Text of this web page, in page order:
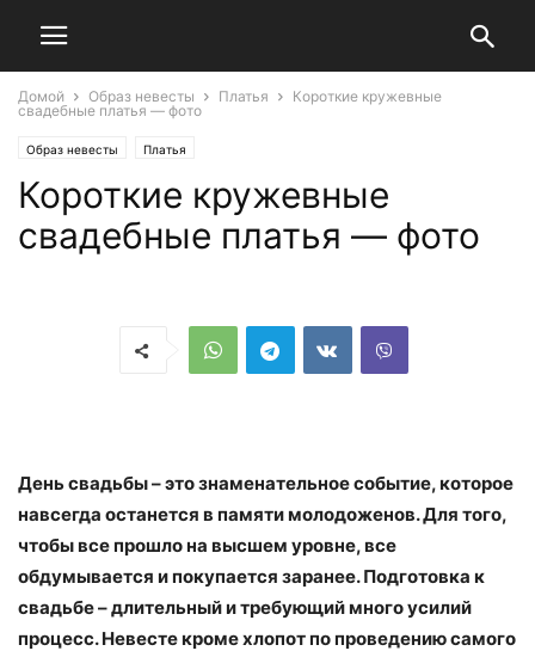
Домой Образ невесты Платья
Короткие кружевные
свадебные платья — фото
Образ невесты Платья
Короткие кружевные
свадебные платья — фото
День свадьбы – это знаменательное событие, которое
навсегда останется в памяти молодоженов. Для того,
чтобы все прошло на высшем уровне, все
обдумывается и покупается заранее. Подготовка к
свадьбе – длительный и требующий много усилий
процесс. Невесте кроме хлопот по проведению самого